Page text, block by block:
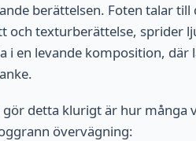
berättelsen. Foten talar
och texturberättelse, sprider
i en levande komposition,
gör detta klurigt är hur många
övervägning: